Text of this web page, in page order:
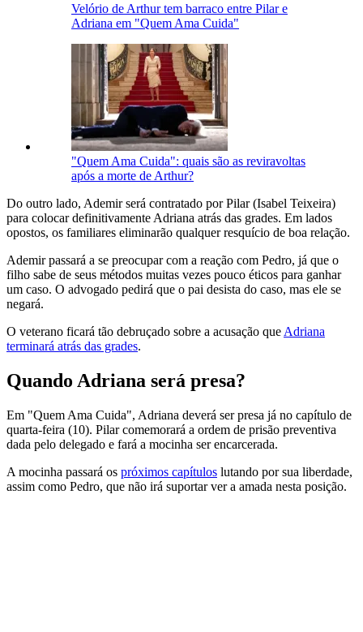
Velório de Arthur tem barraco entre Pilar e
Adriana em "Quem Ama Cuida"
"Quem Ama Cuida": quais são as reviravoltas
após a morte de Arthur?
Do outro lado, Ademir será contratado por Pilar (Isabel Teixeira)
para colocar definitivamente Adriana atrás das grades. Em lados
opostos, os familiares eliminarão qualquer resquício de boa relação.
Ademir passará a se preocupar com a reação com Pedro, já que o
filho sabe de seus métodos muitas vezes pouco éticos para ganhar
um caso. O advogado pedirá que o pai desista do caso, mas ele se
negará.
O veterano ficará tão debruçado sobre a acusação que Adriana
terminará atrás das grades.
Quando Adriana será presa?
Em "Quem Ama Cuida", Adriana deverá ser presa já no capítulo de
quarta-feira (10). Pilar comemorará a ordem de prisão preventiva
dada pelo delegado e fará a mocinha ser encarcerada.
A mocinha passará os próximos capítulos lutando por sua liberdade,
assim como Pedro, que não irá suportar ver a amada nesta posição.